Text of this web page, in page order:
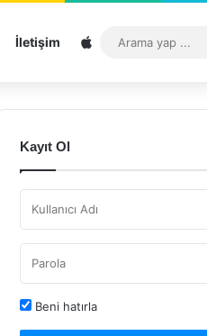
İletişim Sitemap
Kayıt Ol
Beni hatırla